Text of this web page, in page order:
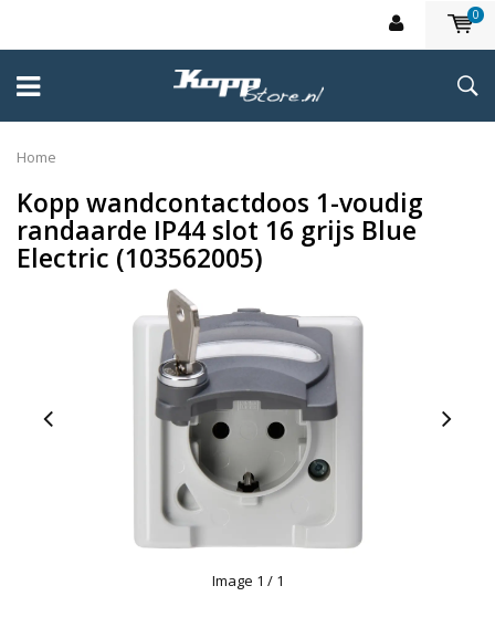
0
Home
Kopp wandcontactdoos 1-voudig
randaarde IP44 slot 16 grijs Blue
Electric (103562005)
Image 1 / 1